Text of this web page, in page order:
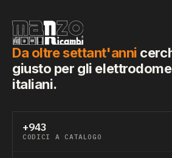
Da oltre settant'anni
giusto per gli
italiani.
+943
CODICI A CATALOGO